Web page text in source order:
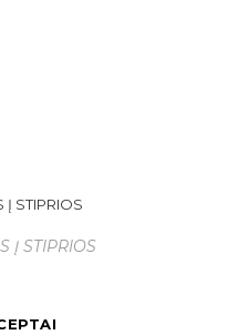
Į STIPRIOS